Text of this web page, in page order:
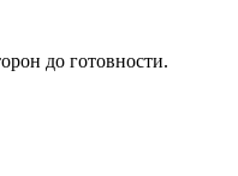
до готовности.